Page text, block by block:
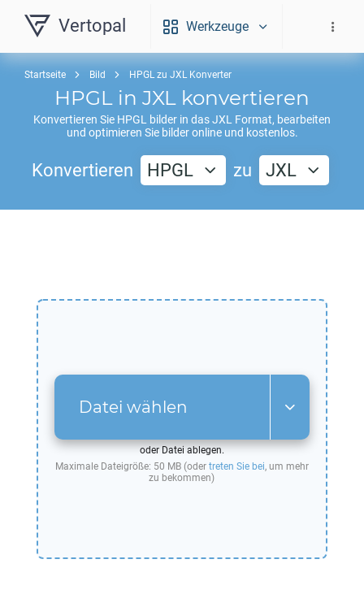
Vertopal Werkzeuge
Startseite Bild HPGL zu JXL Konverter
HPGL in JXL konvertieren
Konvertieren Sie HPGL bilder in dasJXL Format, bearbeiten
und optimieren Sie bilder online und kostenlos.
Konvertieren HPGL zu JXL
Datei wählen
oder Datei ablegen.
Maximale Dateigröße: 50 MB (oder treten Sie bei, um mehr
zu bekommen)